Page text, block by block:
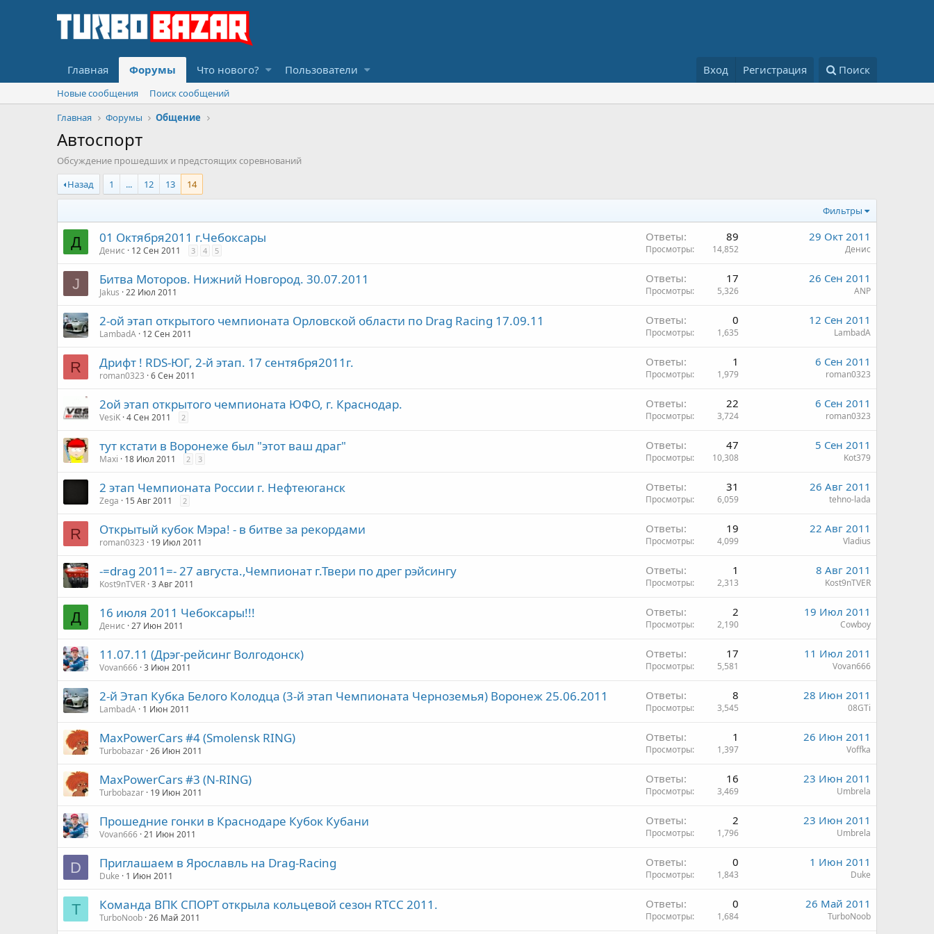
Главная Форумы Что нового? Пользователи Вход Регистрация Поиск
Новые сообщения
Поиск сообщений
Главная
Форумы Общение
Автоспорт
Обсуждение прошедших и предстоящих соревнований
Назад
1 ... 12 13 14
Фильтры
Д 01 Октября2011 г.Чебоксары
Денис 12 Сен 2011 3 4 5
Ответы 89
Просмотры 14,852
29 Окт 2011
Денис
J Битва Моторов. Нижний Новгород. 30.07.2011
Jakus 22 Июл 2011
Ответы 17
Просмотры 5,326
26 Сен 2011
ANP
2-ой этап открытого чемпионата Орловской области по Drag Racing 17.09.11
LambadA 12 Сен 2011
Ответы 0
Просмотры 1,635
12 Сен 2011
LambadA
R Дрифт ! RDS-ЮГ, 2-й этап. 17 сентября2011г.
roman0323 6 Сен 2011
Ответы 1
Просмотры 1,979
6 Сен 2011
roman0323
2ой этап открытого чемпионата ЮФО, г. Краснодар.
VesiK 4 Сен 2011 2
Ответы 22
Просмотры 3,724
6 Сен 2011
roman0323
тут кстати в Воронеже был "этот ваш драг"
Maxi 18 Июл 2011 2 3
Ответы 47
Просмотры 10,308
5 Сен 2011
Kot379
2 этап Чемпионата России г. Нефтеюганск
Zega 15 Авг 2011 2
Ответы 31
Просмотры 6,059
26 Авг 2011
tehno-lada
R Открытый кубок Мэра! - в битве за рекордами
roman0323 19 Июл 2011
Ответы 19
Просмотры 4,099
22 Авг 2011
Vladius
-=drag 2011=- 27 августа.,Чемпионат г.Твери по дрег рэйсингу
Kost9nTVER 3 Авг 2011
Ответы 1
Просмотры 2,313
8 Авг 2011
Kost9nTVER
Д 16 июля 2011 Чебоксары!!!
Денис 27 Июн 2011
Ответы 2
Просмотры 2,190
19 Июл 2011
Cowboy
11.07.11 (Дрэг-рейсинг Волгодонск)
Vovan666 3 Июн 2011
Ответы 17
Просмотры 5,581
11 Июл 2011
Vovan666
2-й Этап Кубка Белого Колодца (3-й этап Чемпионата Черноземья) Воронеж 25.06.2011
LambadA 1 Июн 2011
Ответы 8
Просмотры 3,545
28 Июн 2011
08GTi
MaxPowerCars #4 (Smolensk RING)
Turbobazar 26 Июн 2011
Ответы 1
Просмотры 1,397
26 Июн 2011
Voffka
MaxPowerCars #3 (N-RING)
Turbobazar 19 Июн 2011
Ответы 16
Просмотры 3,469
23 Июн 2011
Umbrela
Прошедние гонки в Краснодаре Кубок Кубани
Vovan666 21 Июн 2011
Ответы 2
Просмотры 1,796
23 Июн 2011
Umbrela
D Приглашаем в Ярославль на Drag-Racing
Duke 1 Июн 2011
Ответы 0
Просмотры 1,843
1 Июн 2011
Duke
T Команда ВПК СПОРТ открыла кольцевой сезон RTCC 2011.
TurboNoob 26 Май 2011
Ответы 0
Просмотры 1,684
26 Май 2011
TurboNoob